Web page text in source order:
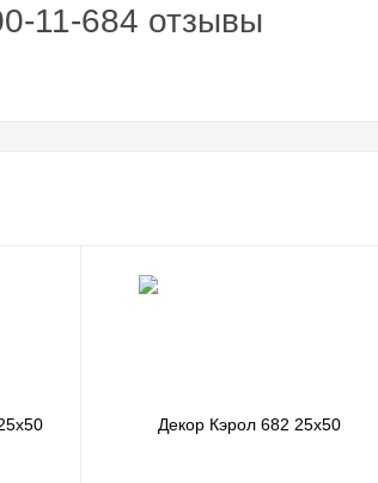
11-684 отзывы